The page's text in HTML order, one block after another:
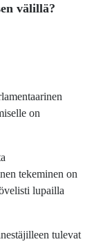
välillä?
on
tekeminen on
lupailla
tulevat